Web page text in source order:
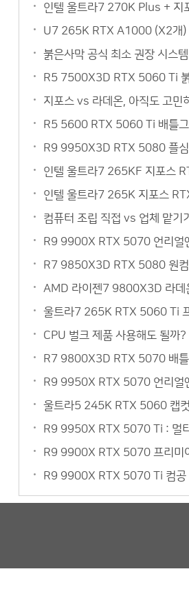
인텔 울트라7 270K Plus + 지
U7 265K RTX A1000 (X2개)
붉은사막 공식 최소 권장 시스
R5 7500X3D RTX 5060 Ti 붉
지포스 vs 라데온, 아직도 고
R5 5600 RTX 5060 Ti 배틀그
R9 9950X3D RTX 5080 플심
인텔 울트라7 265KF 지포스
인텔 울트라7 265K 지포스
컴퓨터 조립 직접 vs 업체 맡기
R9 9900X RTX 5070 언리얼
R7 9850X3D RTX 5080 원컴
AMD 라이젠7 9800X3D 라데
울트라7 265K RTX 5060 Ti
CPU 벌크 제품 사용해도 될까
R7 9800X3D RTX 5070 배틀
R9 9950X RTX 5070 언리얼
울트라5 245K RTX 5060 캡
R9 9950X RTX 5070 Ti : 멀
R9 9900X RTX 5070 프리미
R9 9900X RTX 5070 Ti 컴공